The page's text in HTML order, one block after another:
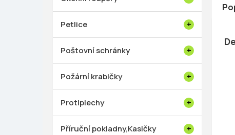
Petlice
Poštovní schránky
Požární krabičky
Protiplechy
Příruční pokladny,Kasičky